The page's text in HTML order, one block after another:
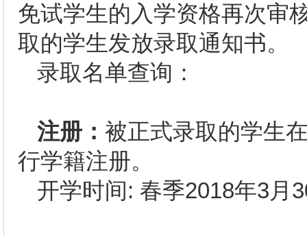
免试学生的入学资格再次审
取的学生发放录取通知书。
录取名单查询：
注册：被正式录取的学生
行学籍注册。
开学时间: 春季2018年3